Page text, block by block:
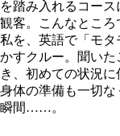
を踏み入れるコー
観客。こんなとこ
私を、英語で「モ
かすクルー。聞い
き、初めての状況
身体の準備も一切
瞬間……。